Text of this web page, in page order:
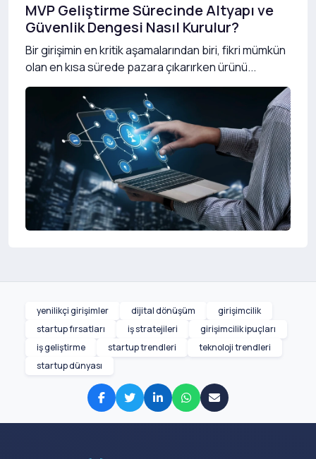
MVP Geliştirme Sürecinde Altyapı ve
Güvenlik Dengesi Nasıl Kurulur?
Bir girişimin en kritik aşamalarından biri, fikri mümkün
olan en kısa sürede pazara çıkarırken ürünü...
yenilikçi girişimler dijital dönüşüm
girişimcilik
startup fırsatları
iş stratejileri
girişimcilik ipuçları
iş geliştirme
startup trendleri
teknoloji trendleri
startup dünyası